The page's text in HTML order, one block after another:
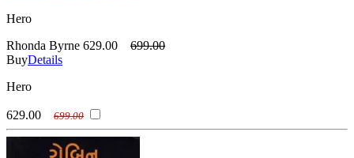
Hero
Rhonda Byrne 629.00
699.00
BuyDetails
Hero
629.00 699.00